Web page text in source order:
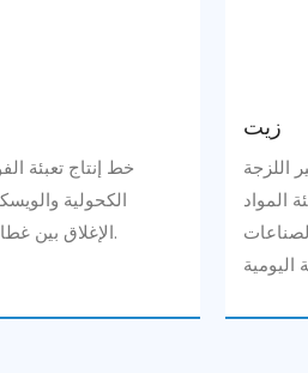
خط إنتاج تعبئة
الكحولية
الإغلاق بين غطاء التاج وغطاء الألمنيوم المقاوم للسرقة.
زيت
اللزجة
المواد